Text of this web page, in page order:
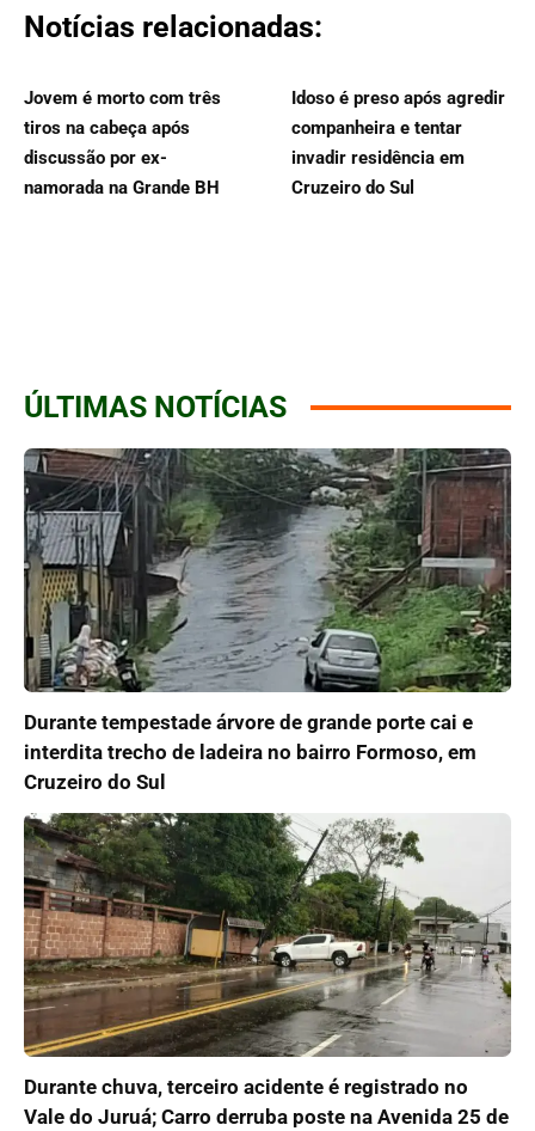
Notícias relacionadas:
Jovem é morto com três
tiros na cabeça após
discussão por ex-
namorada na Grande BH
Idoso é preso após agredir
companheira e tentar
invadir residência em
Cruzeiro do Sul
ÚLTIMAS NOTÍCIAS
Durante tempestade árvore de grande porte cai e
interdita trecho de ladeira no bairro Formoso, em
Cruzeiro do Sul
Durante chuva, terceiro acidente é registrado no
Vale do Juruá; Carro derruba poste na Avenida 25 de